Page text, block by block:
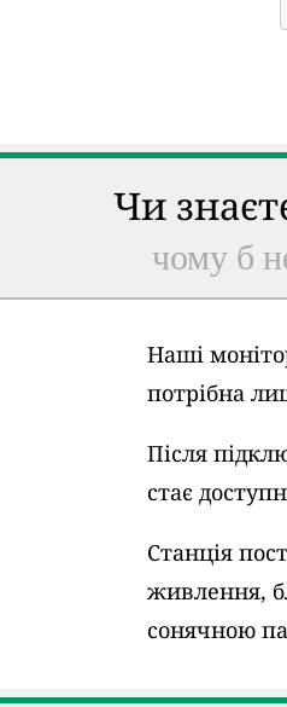
Чи
чому б
Наші
потрібна
Після
стає
Станція
живлення,
сонячною